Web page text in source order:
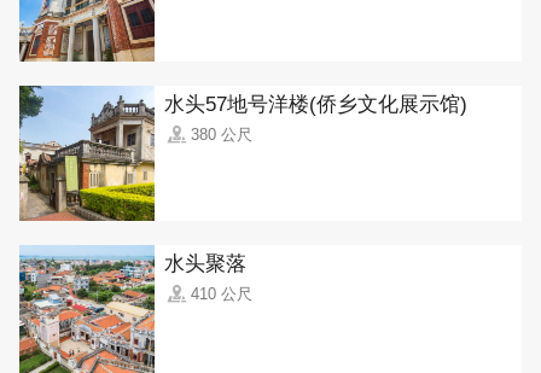
水头57地号洋楼(侨乡文化展示馆)
380 公尺
水头聚落
410 公尺